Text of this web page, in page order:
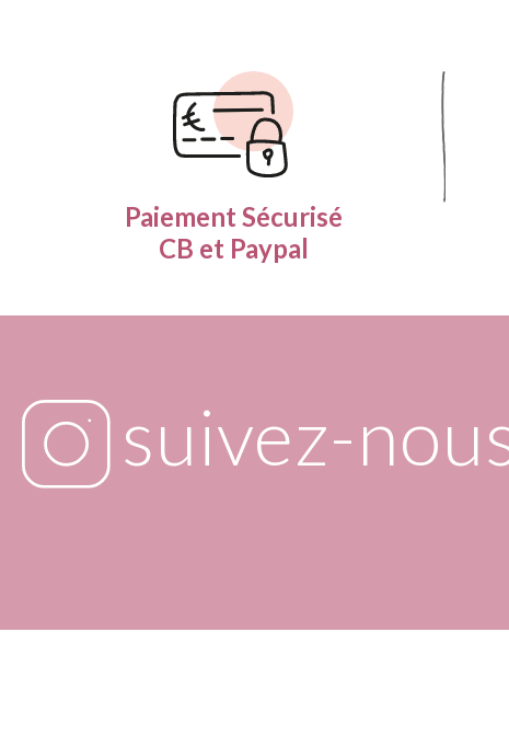
Paiement Sécurisé
CB et Paypal
suivez-